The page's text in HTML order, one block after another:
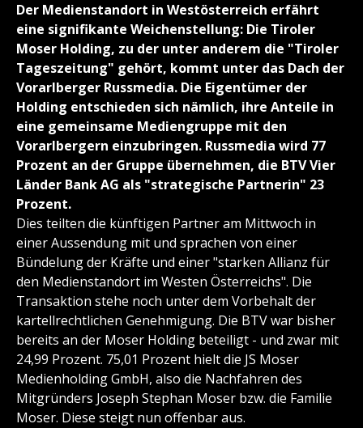
Der Medienstandort in Westösterreich erfährt
eine signifikante Weichenstellung: Die Tiroler
Moser Holding, zu der unter anderem die "Tiroler
Tageszeitung" gehört, kommt unter das Dach der
Vorarlberger Russmedia. Die Eigentümer der
Holding entschieden sich nämlich, ihre Anteile in
eine gemeinsame Mediengruppe mit den
Vorarlbergern einzubringen. Russmedia wird 77
Prozent an der Gruppe übernehmen, die BTV Vier
Länder Bank AG als "strategische Partnerin" 23
Prozent.
Dies teilten die künftigen Partner am Mittwoch in
einer Aussendung mit und sprachen von einer
Bündelung der Kräfte und einer "starken Allianz für
den Medienstandort im Westen Österreichs". Die
Transaktion stehe noch unter dem Vorbehalt der
kartellrechtlichen Genehmigung. Die BTV war bisher
bereits an der Moser Holding beteiligt - und zwar mit
24,99 Prozent. 75,01 Prozent hielt die JS Moser
Medienholding GmbH, also die Nachfahren des
Mitgründers Joseph Stephan Moser bzw. die Familie
Moser. Diese steigt nun offenbar aus.